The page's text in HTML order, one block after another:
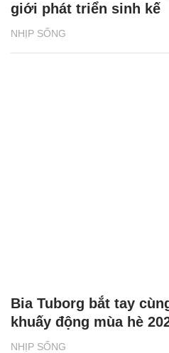
NHỊP SỐNG
giới phát triển sinh kế
NHỊP SỐNG
Bia Tuborg bắt tay
khuấy động mùa hè